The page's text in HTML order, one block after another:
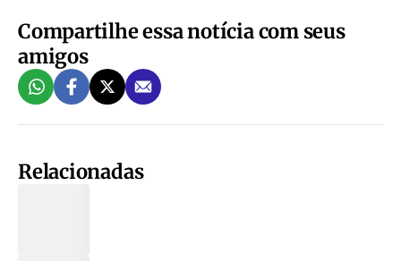
Compartilhe essa notícia com seus
amigos
Relacionadas